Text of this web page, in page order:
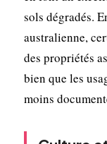
sols dégradés.
australienne,
des propriétés
bien que les
moins